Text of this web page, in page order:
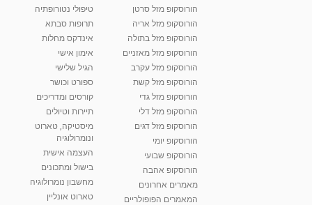
10:17
קרין גורן - העוגה המתגלצ’ת ללא קמח
38.5k צפיות
01:37
יוסי שר - מתמחה בשיטת אלכסנדר וטאי צ'י
2,738 צפיות
01:46
רנה רז-גילו -טיפול אנרגטי ויעוץ רוחני - נומרולוגית
2,314 צפיות
05:37
סודות בתאריך הלידה, משמעות חודש הלידה -
ינואר זינה ליבשיץ נומרולוגית
הורוסקופ מזל סרטן
הורוסקופ מזל אריה
הורוסקופ מזל בתולה
הורוסקופ מזל מאזניים
הורוסקופ מזל עקרב
הורוסקופ מזל קשת
הורוסקופ מזל גדי
הורוסקופ מזל דלי
הורוסקופ מזל דגים
הורוסקופ יומי
הורוסקופ שבועי
הורוסקופ אהבה
מאמרים אחרונים
המאמרים הפופולריים
טיפולי נטורופתיה
תרופות סבתא
אינדקס מחלות
אימון אישי
הגיל שלישי
ספורט וכושר
קורסים ומדריכים
תיירות וטיולים
מיסטיקה, טארוט
ונומרולוגיה
העצמה אישית
בישול ומתכונים
מחשבון נומרולוגיה
טארוט אונליין